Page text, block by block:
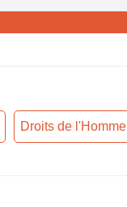
Droits de l'Homme